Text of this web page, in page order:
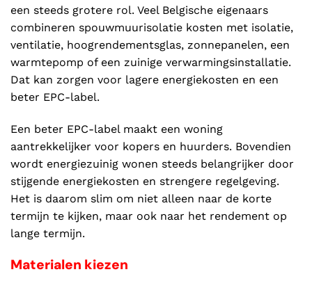
een steeds grotere rol. Veel Belgische eigenaars
combineren spouwmuurisolatie kosten met isolatie,
ventilatie, hoogrendementsglas, zonnepanelen, een
warmtepomp of een zuinige verwarmingsinstallatie.
Dat kan zorgen voor lagere energiekosten en een
beter EPC-label.
Een beter EPC-label maakt een woning
aantrekkelijker voor kopers en huurders. Bovendien
wordt energiezuinig wonen steeds belangrijker door
stijgende energiekosten en strengere regelgeving.
Het is daarom slim om niet alleen naar de korte
termijn te kijken, maar ook naar het rendement op
lange termijn.
Materialen kiezen